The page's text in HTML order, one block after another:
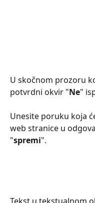
U skočnom prozoru
potvrdni okvir "Ne"
Unesite poruku koja
web stranice u
"spremi".